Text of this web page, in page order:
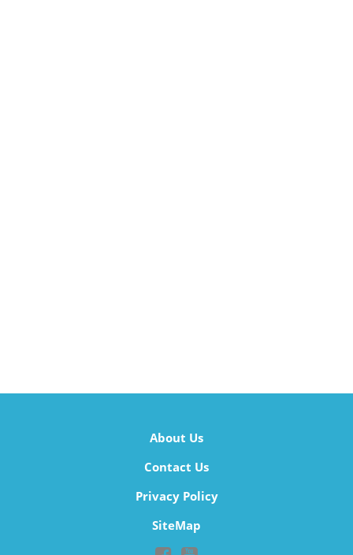
About Us
Contact Us
Privacy Policy
SiteMap